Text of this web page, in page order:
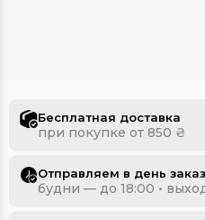
Бесплатная доставка
при покупке от 850 ₴
Отправляем в день
будни — до 18:00 •